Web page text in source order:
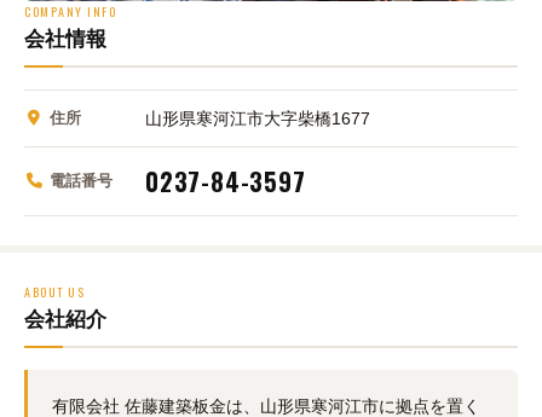
COMPANY INFO
会社情報
住所 山形県寒河江市大字柴橋1677
電話番号 0237-84-3597
ABOUT US
会社紹介
有限会社 佐藤建築板金は、山形県寒河江市に拠点を置く